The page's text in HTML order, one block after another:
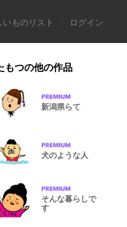
いものリスト ログイン
もつの他の作品
新潟県らて
犬のような人
そんな暮らしで
す